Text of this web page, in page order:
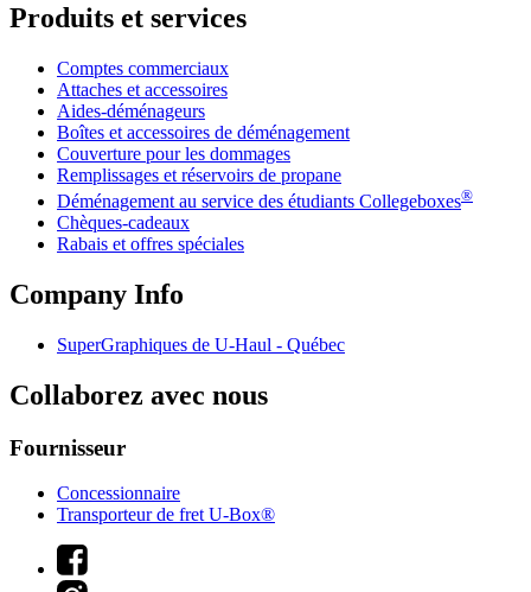
Produits et services
Comptes commerciaux
Attaches et accessoires
Aides-déménageurs
Boîtes et accessoires de déménagement
Couverture pour les dommages
Remplissages et réservoirs de propane
Déménagement au service des étudiants Collegeboxes®
Chèques-cadeaux
Rabais et offres spéciales
Company Info
SuperGraphiques de U-Haul - Québec
Collaborez avec nous
Fournisseur
Concessionnaire
Transporteur de fret U-Box®